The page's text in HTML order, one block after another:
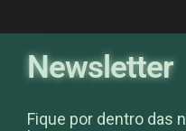
Newsletter
Fique por dentro das